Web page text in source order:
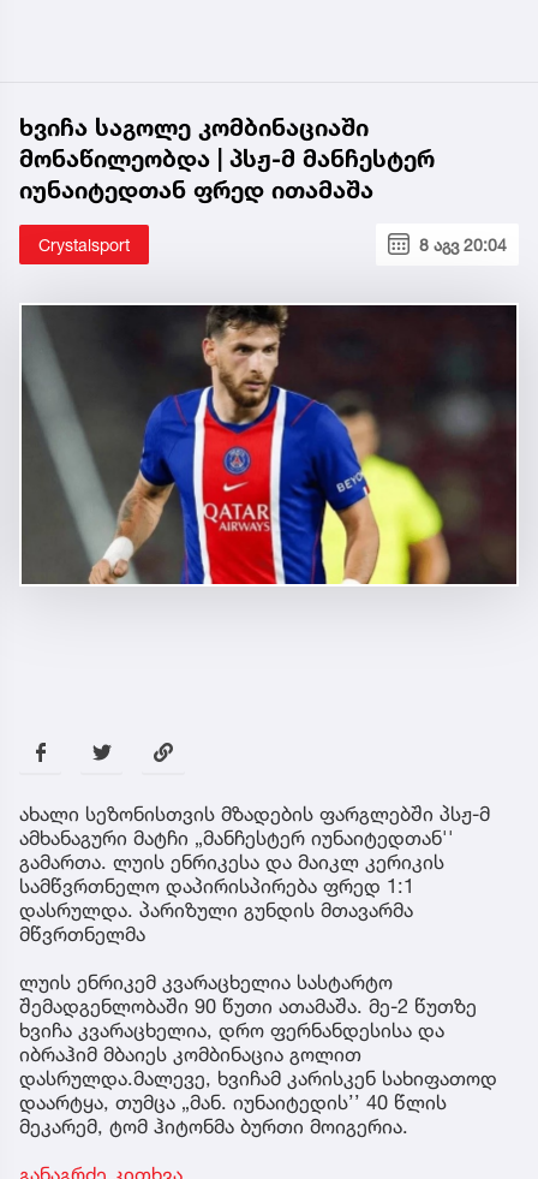
ხვიჩა საგოლე კომბინაციაში
მონაწილეობდა | პსჟ-მ მანჩესტერ
იუნაიტედთან ფრედ ითამაშა
Crystalsport 8 აგვ 20:04
ახალი სეზონისთვის მზადების ფარგლებში პსჟ-მ
ამხანაგური მატჩი „მანჩესტერ იუნაიტედთან''
გამართა. ლუის ენრიკესა და მაიკლ კერიკის
სამწვრთნელო დაპირისპირება ფრედ 1:1
დასრულდა. პარიზული გუნდის მთავარმა
მწვრთნელმა
ლუის ენრიკემ კვარაცხელია სასტარტო
შემადგენლობაში 90 წუთი ათამაშა. მე-2 წუთზე
ხვიჩა კვარაცხელია, დრო ფერნანდესისა და
იბრაჰიმ მბაიეს კომბინაცია გოლით
დასრულდა.მალევე, ხვიჩამ კარისკენ სახიფათოდ
დაარტყა, თუმცა „მან. იუნაიტედის’’ 40 წლის
მეკარემ, ტომ ჰიტონმა ბურთი მოიგერია.